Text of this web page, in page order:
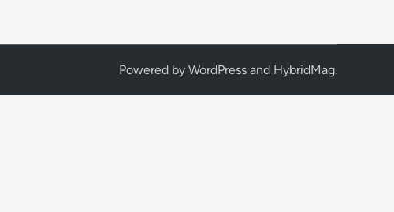
Powered by WordPress and HybridMag.